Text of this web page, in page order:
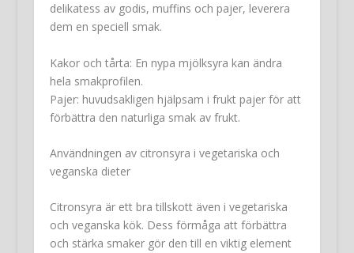
delikatess av godis, muffins och pajer, leverera
dem en speciell smak.
Kakor och tårta: En nypa mjölksyra kan ändra
hela smakprofilen.
Pajer: huvudsakligen hjälpsam i frukt pajer för att
förbättra den naturliga smak av frukt.
Användningen av citronsyra i vegetariska och
veganska dieter
Citronsyra är ett bra tillskott även i vegetariska
och veganska kök. Dess förmåga att förbättra
och stärka smaker gör den till en viktig element